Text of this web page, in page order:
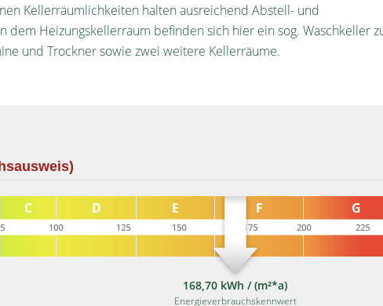
Kellerräumlichkeiten halten ausreichend Abstell- und
dem Heizungskellerraum befinden sich hier ein sog. Waschkeller
und Trockner sowie zwei weitere Kellerräume.
168,70 kWh / (m²*a)
Energieverbrauchskennwert